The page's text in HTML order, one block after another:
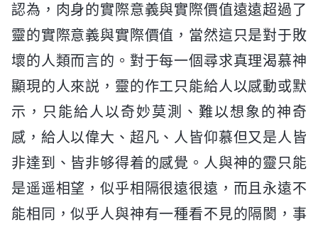
認為，肉身的實際意義與實際價值遠遠超過了
靈的實際意義與實際價值，當然這只是對于敗
壞的人類而言的。對于每一個尋求真理渴慕神
顯現的人來説，靈的作工只能給人以感動或默
示，只能給人以奇妙莫測、難以想象的神奇
感，給人以偉大、超凡、人皆仰慕但又是人皆
非達到、皆非够得着的感覺。人與神的靈只能
是遥遥相望，似乎相隔很遠很遠，而且永遠不
能相同，似乎人與神有一種看不見的隔閡，事